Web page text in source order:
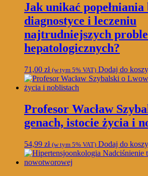
Jak unikać popełniania
diagnostyce i leczeniu
najtrudniejszych
hepatologicznych?
71,00 zł (w tym 5% VAT) Dodaj do
Profesor Wacław
genach, istocie życia i
54,99 zł (w tym 5% VAT) Dodaj do